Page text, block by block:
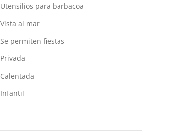
Utensilios para barbacoa
Vista al mar
Se permiten fiestas
Privada
Calentada
Infantil